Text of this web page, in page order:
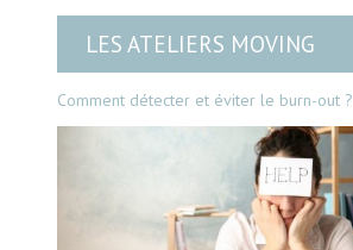
LES ATELIERS MOVING
Comment détecter et éviter le burn-out ?